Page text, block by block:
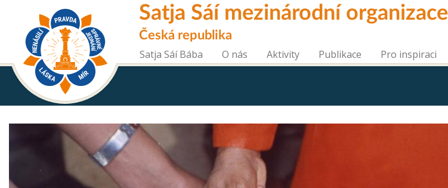
content
Satja Sáí mezinárodní organizace
Česká republika
Satja Sáí Bába
O nás Aktivity Publikace Pro inspiraci